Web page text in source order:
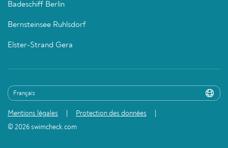
Badeschiff Berlin
Bernsteinsee Ruhlsdorf
Elster-Strand Gera
Mentions légales
Protection des données
© 2026 swimcheck.com